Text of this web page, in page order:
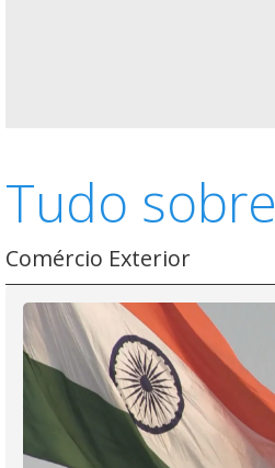
Tudo sobre
Comércio Exterior